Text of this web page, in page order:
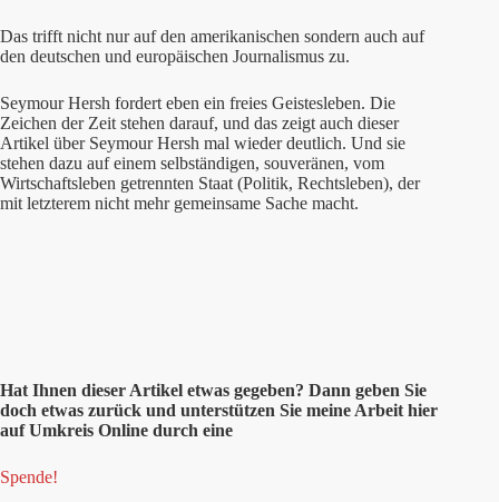
Das trifft nicht nur auf den amerikanischen sondern auch auf
den deutschen und europäischen Journalismus zu.
Seymour Hersh fordert eben ein freies Geistesleben. Die
Zeichen der Zeit stehen darauf, und das zeigt auch dieser
Artikel über Seymour Hersh mal wieder deutlich. Und sie
stehen dazu auf einem selbständigen, souveränen, vom
Wirtschaftsleben getrennten Staat (Politik, Rechtsleben), der
mit letzterem nicht mehr gemeinsame Sache macht.
Hat Ihnen dieser Artikel etwas gegeben? Dann geben Sie
doch etwas zurück und unterstützen Sie meine Arbeit hier
auf Umkreis Online durch eine
Spende!